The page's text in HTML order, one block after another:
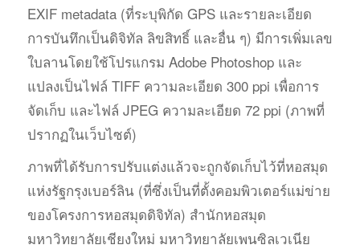
EXIF metadata (ที่ระบุพิกัด GPS และรายละเอียด
การบันทึกเป็นดิจิทัล ลิขสิทธิ์ และอื่น ๆ) มีการเพิ่มเลข
ใบลานโดยใช้โปรแกรม Adobe Photoshop และ
แปลงเป็นไฟล์ TIFF ความละเอียด 300 ppi เพื่อการ
จัดเก็บ และไฟล์ JPEG ความละเอียด 72 ppi (ภาพที่
ปรากฏในเว็บไซต์)
ภาพที่ได้รับการปรับแต่งแล้วจะถูกจัดเก็บไว้ที่หอสมุด
แห่งรัฐกรุงเบอร์ลิน (ที่ซึ่งเป็นที่ตั้งคอมพิวเตอร์แม่ข่าย
ของโครงการหอสมุดดิจิทัล) สำนักหอสมุด
มหาวิทยาลัยเชียงใหม่ มหาวิทยาลัยเพนซิลเวเนีย